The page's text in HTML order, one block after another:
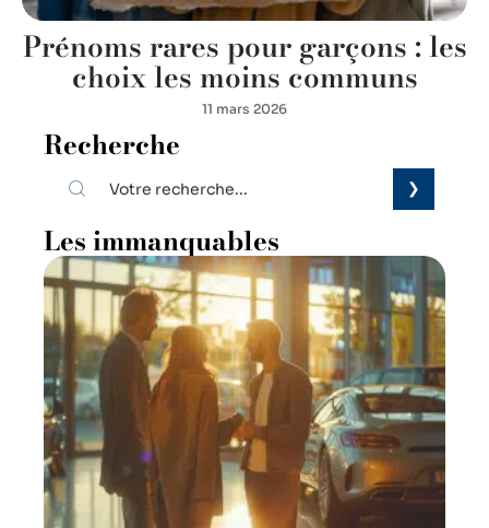
Prénoms rares pour garçons : les
choix les moins communs
11 mars 2026
Recherche
Les immanquables